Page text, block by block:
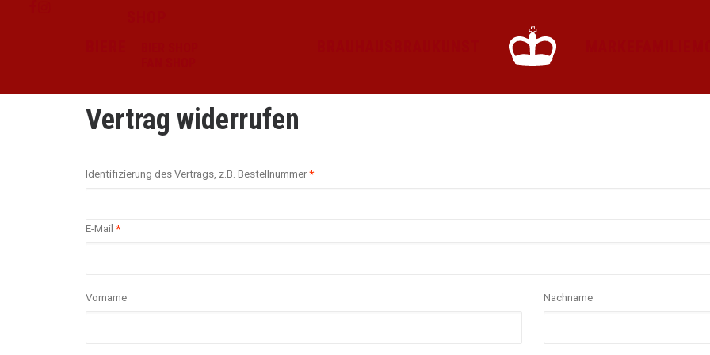
Vertrag widerrufen
Identifizierung des Vertrags, z.B. Bestellnummer*
E-Mail *
Mail
Vorname Nachname